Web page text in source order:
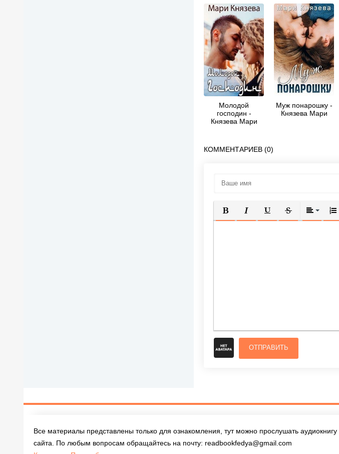
Молодой
господин -
Князева Мари
Муж понарошку -
Князева Мари
КОММЕНТАРИЕВ (0)
ПОЛУЖИРНЫЙ
КУРСИВПОДЧЕРКНУТЫЙ
ЗАЧЕРКНУТЫЙ
ОТПРАВИТЬ
Все материалы представлены только для ознакомления, тут можно прослушать
сайта. По любым вопросам обращайтесь на почту: readbookfedya@gmail.com